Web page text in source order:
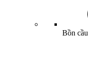
Bồn cầu